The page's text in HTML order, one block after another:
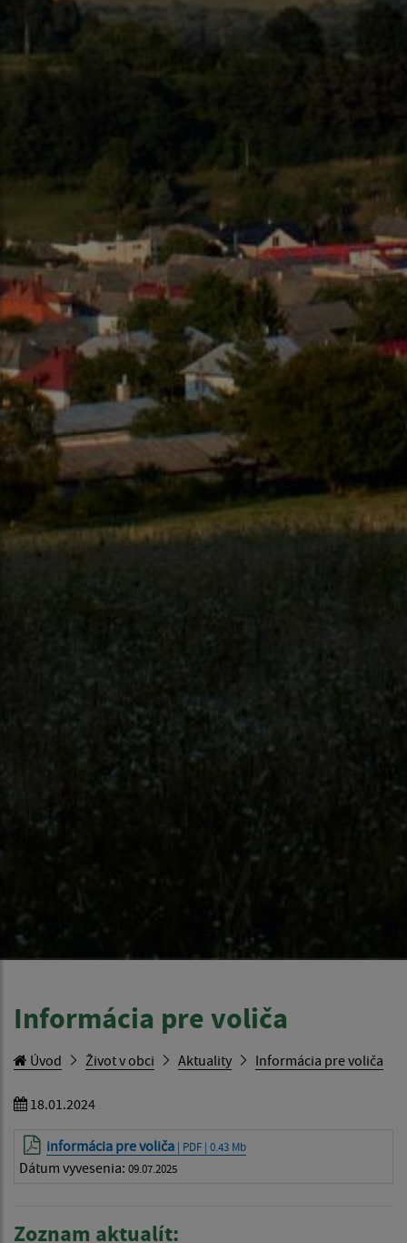
Informácia pre voliča
Úvod Život v obci Aktuality Informácia pre voliča
18.01.2024
informácia pre voliča | PDF | 0.43 Mb
Dátum vyvesenia: 09.07.2025
Zoznam aktualít: